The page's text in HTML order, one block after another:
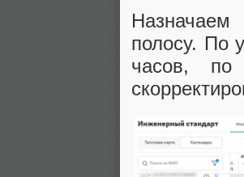
полосу. По
часов,